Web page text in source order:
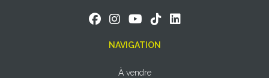
NAVIGATION
À vendre